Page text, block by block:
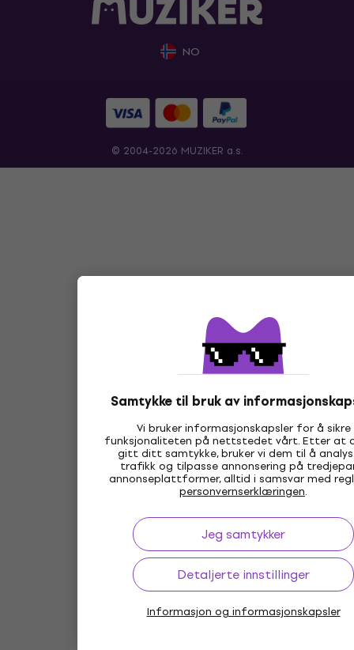
Samtykke til bruk av
Vi bruker informasjonskapsler for å sikre
funksjonaliteten på nettstedet vårt. Etter at
gitt ditt samtykke, bruker vi dem til å
trafikk og tilpasse annonsering på
annonseplattformer, alltid i samsvar med
personvernserklæringen.
Jeg samtykker
Detaljerte innstillinger
Informasjon og informasjonskapsler
NO
© 2004-2026 MUZIKER a.s.